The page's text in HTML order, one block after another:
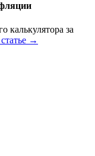
калькулятора за
→